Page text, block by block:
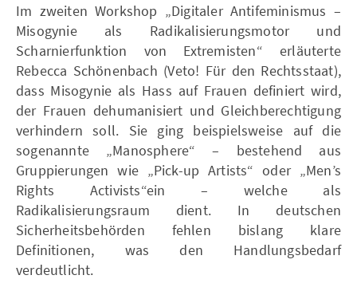
Im zweiten Workshop „Digitaler Antifeminismus –
Misogynie als Radikalisierungsmotor und
Scharnierfunktion von Extremisten“ erläuterte
Rebecca Schönenbach (Veto! Für den Rechtsstaat),
dass Misogynie als Hass auf Frauen definiert wird,
der Frauen dehumanisiert und Gleichberechtigung
verhindern soll. Sie ging beispielsweise auf die
sogenannte „Manosphere“ – bestehend aus
Gruppierungen wie „Pick-up Artists“ oder „Men’s
Rights Activists“ein – welche als
Radikalisierungsraum dient. In deutschen
Sicherheitsbehörden fehlen bislang klare
Definitionen, was den Handlungsbedarf
verdeutlicht.